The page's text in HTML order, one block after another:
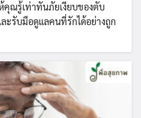
คุณรู้เท่าทันภัยเงียบของตับ
ะรับมือดูแลคนที่รักได้อย่างถูก